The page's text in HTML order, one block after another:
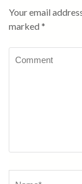
Your email
marked *